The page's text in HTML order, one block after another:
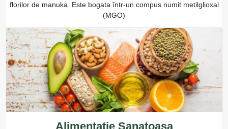
florilor de manuka. Este bogata într-un compus numit metilglioxal
(MGO)
Alimentatie Sanatoasa